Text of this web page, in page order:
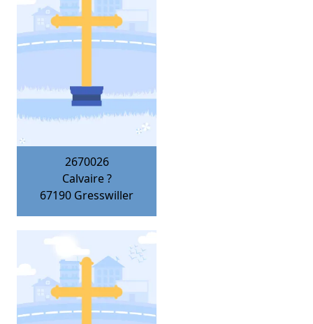
2670026
Calvaire ?
67190 Gresswiller